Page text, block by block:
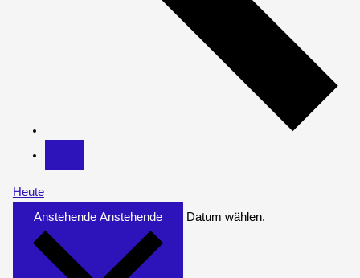
Heute
Anstehende Anstehende Datum wählen.